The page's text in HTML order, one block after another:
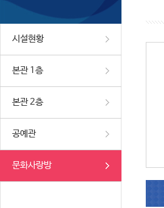
시설현황
본관 1층
본관 2층
공예관
문화사랑방